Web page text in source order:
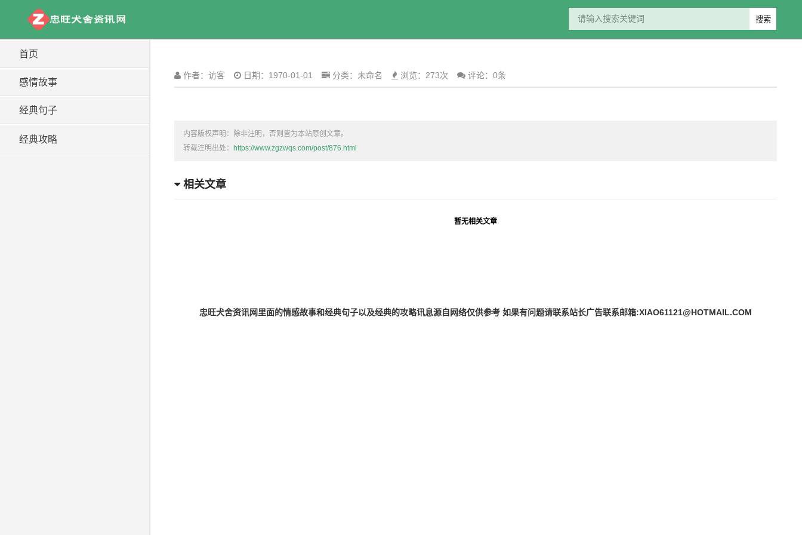
首页
感情故事
经典句子
经典攻略
作者：访客 日期：1970-01-01 分类： 未命名 浏览：273次 评论：0条
内容版权声明：除非注明，否则皆为本站原创文章。
转载注明出处：
https://www.zgzwqs.com/post/876.html
相关文章
暂无相关文章
忠旺犬舍资讯网里面的情感故事和经典句子以及经典的攻略讯息源自网络仅供参考 如果有问题请联系站长广告联系邮箱:XIAO61121@HOTMAIL.COM